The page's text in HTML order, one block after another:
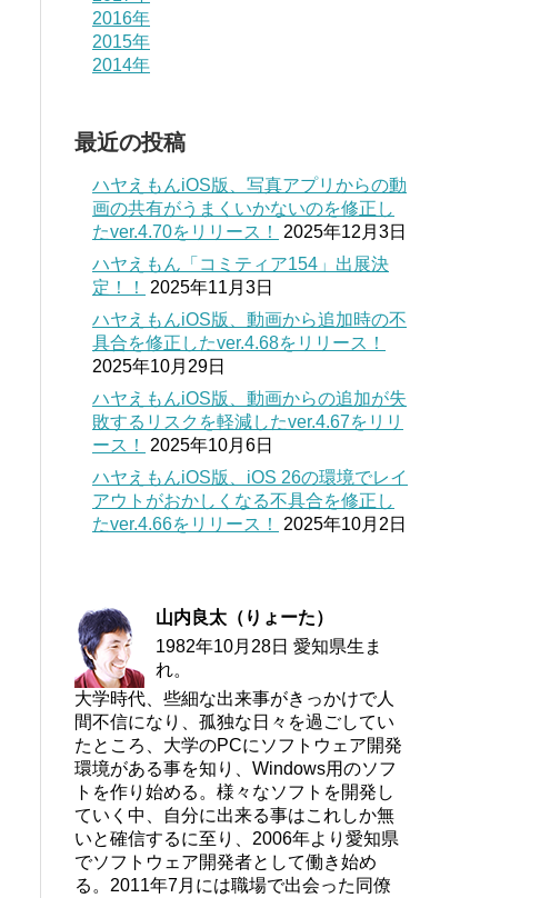
2016年
2015年
2014年
最近の投稿
ハヤえもんiOS版、写真アプリからの動
画の共有がうまくいかないのを修正し
たver.4.70をリリース！
2025年12月3日
ハヤえもん「コミティア154」出展決
定！！
2025年11月3日
ハヤえもんiOS版、動画から追加時の不
具合を修正したver.4.68をリリース！
2025年10月29日
ハヤえもんiOS版、動画からの追加が失
敗するリスクを軽減したver.4.67をリリ
ース！
2025年10月6日
ハヤえもんiOS版、iOS 26の環境でレイ
アウトがおかしくなる不具合を修正し
たver.4.66をリリース！
2025年10月2日
山内良太（りょーた）
1982年10月28日 愛知県生ま
れ。
大学時代、些細な出来事がきっかけで人
間不信になり、孤独な日々を過ごしてい
たところ、大学のPCにソフトウェア開発
環境がある事を知り、Windows用のソフ
トを作り始める。様々なソフトを開発し
ていく中、自分に出来る事はこれしか無
いと確信するに至り、2006年より愛知県
でソフトウェア開発者として働き始め
る。2011年7月には職場で出会った同僚